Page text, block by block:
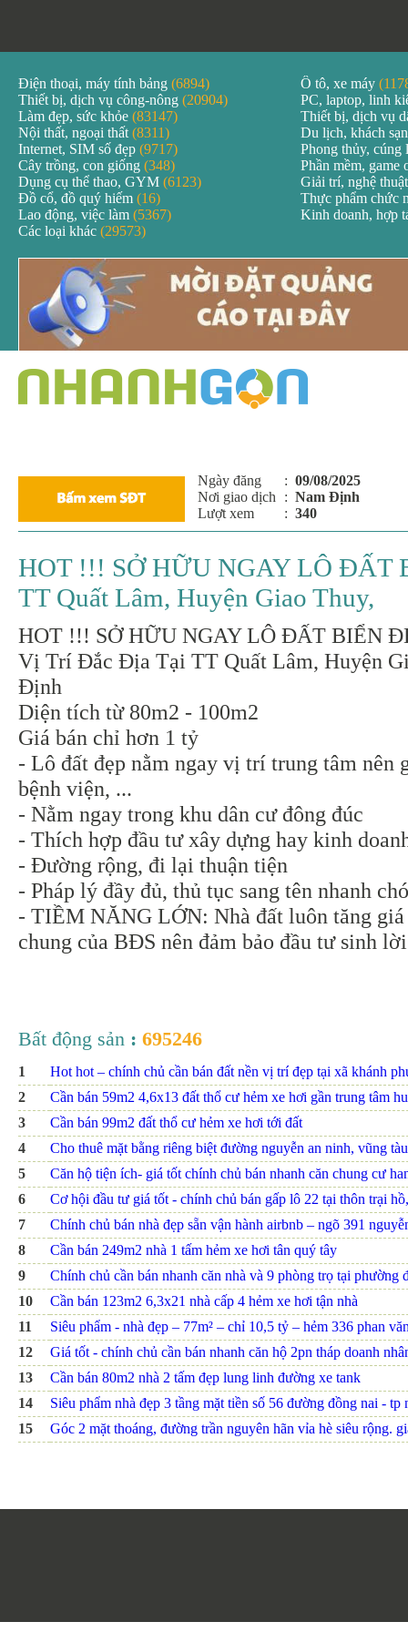
Điện thoại, máy tính bảng (6894) Ô tô, xe máy
Thiết bị, dịch vụ công-nông (20904)
PC, laptop, linh
Làm đẹp, sức khỏe (83147)
Thiết bị, dịch vụ
Nội thất, ngoại thất (8311)
Du lịch, khách
Internet, SIM số đẹp (9717)
Phong thủy, cúng
Cây trồng, con giống (348)
Phần mềm, game
Dụng cụ thể thao, GYM (6123)
Giải trí, nghệ
Đồ cổ, đồ quý hiếm (16)
Thực phẩm chức
Lao động, việc làm (5367)
Kinh doanh, hợp
Các loại khác (29573)
Ngày đăng : 09/08/2025
Nơi giao dịch : Nam Định
Lượt xem
: 340
HOT !!! SỞ HỮU NGAY LÔ ĐẤT
TT Quất Lâm, Huyện Giao Thuy,
HOT !!! SỞ HỮU NGAY LÔ ĐẤT BIỂN
Vị Trí Đắc Địa Tại TT Quất Lâm, Huyện
Định
Diện tích từ 80m2 - 100m2
Giá bán chỉ hơn 1 tỷ
- Lô đất đẹp nằm ngay vị trí trung tâm nên
bệnh viện, ...
- Nằm ngay trong khu dân cư đông đúc
- Thích hợp đầu tư xây dựng hay kinh
- Đường rộng, đi lại thuận tiện
- Pháp lý đầy đủ, thủ tục sang tên nhanh
- TIỀM NĂNG LỚN: Nhà đất luôn tăng
chung của BĐS nên đảm bảo đầu tư sinh lời
Bất động sản : 695246
1
Hot hot – chính chủ cần bán đất nền vị trí đẹp tại xã khánh
2
Cần bán 59m2 4,6x13 đất thổ cư hẻm xe hơi gần trung tâm
3
Cần bán 99m2 đất thổ cư hẻm xe hơi tới đất
4
Cho thuê mặt bằng riêng biệt đường nguyễn an ninh, vũng
5
Căn hộ tiện ích- giá tốt chính chủ bán nhanh căn chung cư
6
Cơ hội đầu tư giá tốt - chính chủ bán gấp lô 22 tại thôn trại
7
Chính chủ bán nhà đẹp sẵn vận hành airbnb – ngõ 391
8
Cần bán 249m2 nhà 1 tấm hẻm xe hơi tân quý tây
9
Chính chủ cần bán nhanh căn nhà và 9 phòng trọ tại phường
10
Cần bán 123m2 6,3x21 nhà cấp 4 hẻm xe hơi tận nhà
11
Siêu phẩm - nhà đẹp – 77m² – chỉ 10,5 tỷ – hẻm 336 phan
12
Giá tốt - chính chủ cần bán nhanh căn hộ 2pn tháp doanh
13
Cần bán 80m2 nhà 2 tấm đẹp lung linh đường xe tank
14
Siêu phẩm nhà đẹp 3 tầng mặt tiền số 56 đường đồng nai - tp
15
Góc 2 mặt thoáng, đường trần nguyên hãn vỉa hè siêu rộng.